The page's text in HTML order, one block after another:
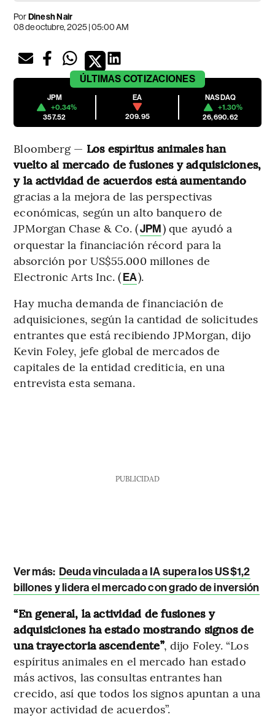
PorDinesh Nair
08 de octubre, 2025 | 05:00 AM
ÚLTIMAS COTIZACIONES
JPM
+0.34%
357.52
EA
209.95
NASDAQ
+1.30%
26,690.62
Bloomberg — Los espíritus animales han
vuelto al mercado de fusiones y adquisiciones,
y la actividad de acuerdos está aumentando
gracias a la mejora de las perspectivas
económicas, según un alto banquero de
JPMorgan Chase & Co. (JPM) que ayudó a
orquestar la financiación récord para la
absorción por US$55.000 millones de
Electronic Arts Inc. (EA).
Hay mucha demanda de financiación de
adquisiciones, según la cantidad de solicitudes
entrantes que está recibiendo JPMorgan, dijo
Kevin Foley, jefe global de mercados de
capitales de la entidad crediticia, en una
entrevista esta semana.
PUBLICIDAD
Ver más: Deuda vinculada a IA supera los US$1,2
billones y lidera el mercado con grado de inversión
“En general, la actividad de fusiones y
adquisiciones ha estado mostrando signos de
una trayectoria ascendente”, dijo Foley. “Los
espíritus animales en el mercado han estado
más activos, las consultas entrantes han
crecido, así que todos los signos apuntan a una
mayor actividad de acuerdos”.